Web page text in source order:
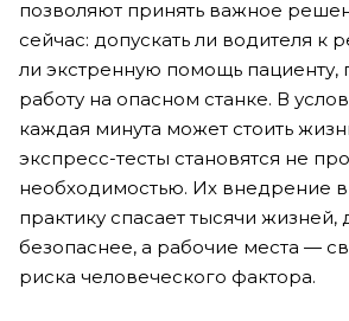
позволяют принять важное
сейчас: допускать ли водителя к
ли экстренную помощь пациенту,
работу на опасном станке. В
каждая минута может стоить
экспресс-тесты становятся не
необходимостью. Их внедрение
практику спасает тысячи жизней,
безопаснее, а рабочие места —
риска человеческого фактора.